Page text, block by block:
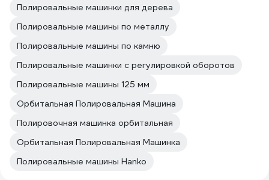
Полировальные машинки для дерева
Полировальные машины по металлу
Полировальные машины по камню
Полировальные машинки с регулировкой оборотов
Полировальные машины 125 мм
Орбитальная Полировальная Машина
Полировочная машинка орбитальная
Орбитальная Полировальная Машинка
Полировальные машины Hanko